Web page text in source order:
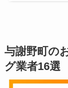
与謝野町の
グ業者16選